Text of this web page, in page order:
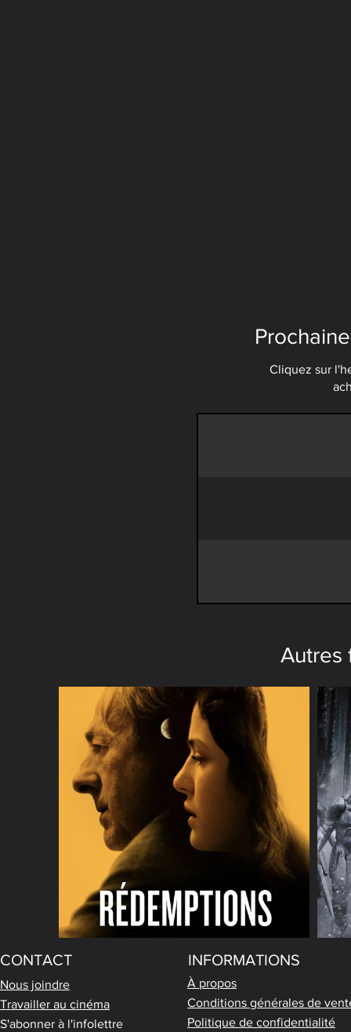
Cliquez sur
Autres
CONTACT INFORMATIONS
Nous joindre
Travailler au cinéma
S'abonner à l'infolettre
À propos
Conditions générales de
Politique de confidentialité